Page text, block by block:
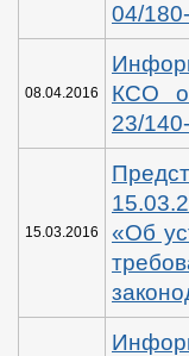
04/
08.04.2016
КСО
23/
15.03.2016
«Об